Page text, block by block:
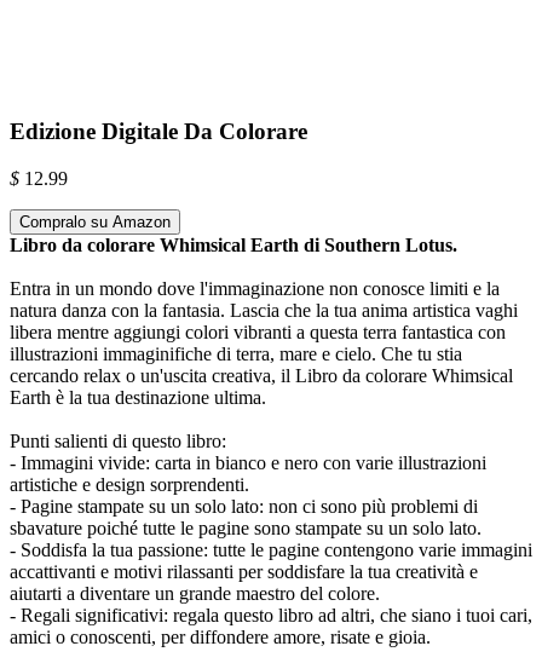
Edizione Digitale Da Colorare
$ 12.99
Compralo su Amazon
Libro da colorare Whimsical Earth di Southern Lotus.
Entra in un mondo dove l'immaginazione non conosce limiti e la
natura danza con la fantasia. Lascia che la tua anima artistica vaghi
libera mentre aggiungi colori vibranti a questa terra fantastica con
illustrazioni immaginifiche di terra, mare e cielo. Che tu stia
cercando relax o un'uscita creativa, il Libro da colorare Whimsical
Earth è la tua destinazione ultima.
Punti salienti di questo libro:
- Immagini vivide: carta in bianco e nero con varie illustrazioni
artistiche e design sorprendenti.
- Pagine stampate su un solo lato: non ci sono più problemi di
sbavature poiché tutte le pagine sono stampate su un solo lato.
- Soddisfa la tua passione: tutte le pagine contengono varie immagini
accattivanti e motivi rilassanti per soddisfare la tua creatività e
aiutarti a diventare un grande maestro del colore.
- Regali significativi: regala questo libro ad altri, che siano i tuoi cari,
amici o conoscenti, per diffondere amore, risate e gioia.